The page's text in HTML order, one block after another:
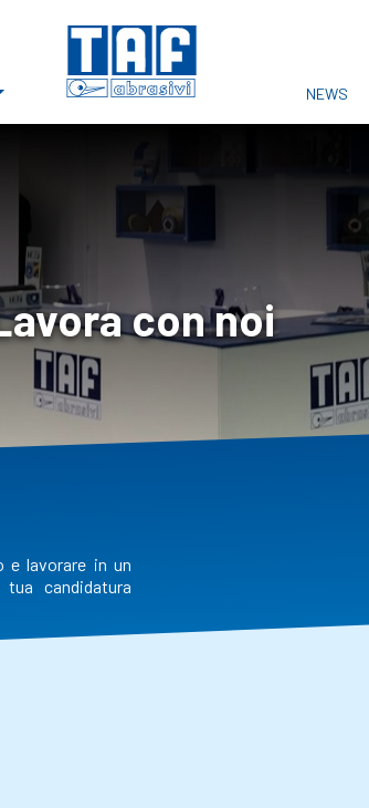
NEWS
con noi
e lavorare in un
candidatura